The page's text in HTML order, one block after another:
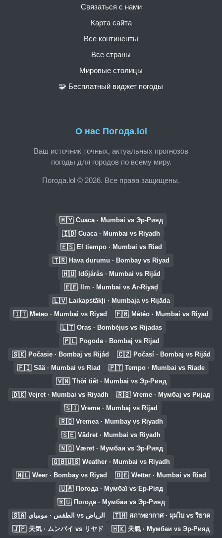
О нас Погода.lol
Ваш источник точных, актуальных прогнозов
погоды для городов по всему миру.
Погода.lol © 2026. Все права защищены.
Связаться с нами
Карта сайта
Все континенты
Все страны
Мировые столицы
🧩 Бесплатный виджет погоды
🇲🇾 Cuaca · Mumbai vs Эр-Рияд
🇮🇩 Cuaca · Mumbai vs Riyadh
🇪🇸 El tiempo · Mumbai vs Riad
🇹🇷 Hava durumu · Bombay vs Riyad
🇭🇺 Időjárás · Mumbai vs Rijád
🇪🇪 Ilm · Mumbai vs Ar-Riyāḑ
🇱🇻 Laikapstākļi · Mumbaja vs Rijāda
🇮🇹 Meteo · Mumbai vs Riyad 🇫🇷 Météo · Mumbai vs Riyad
🇱🇹 Oras · Bombėjus vs Rijadas
🇵🇱 Pogoda · Bombaj vs Rijad
🇸🇰 Počasie · Bombaj vs Rijád 🇨🇿 Počasí · Bombaj vs Rijád
🇫🇮 Sää · Mumbai vs Riad 🇵🇹 Tempo · Mumbai vs Riade
🇻🇳 Thời tiết · Mumbai vs Эр-Рияд
🇩🇰 Vejret · Mumbai vs Riyadh 🇷🇸 Vreme · Мумбај vs Ријад
🇸🇮 Vreme · Mumbaj vs Rijad
🇷🇴 Vremea · Mumbay vs Riyadh
🇸🇪 Vädret · Mumbai vs Riyadh
🇳🇴 Været · Мумбаи vs Эр-Рияд
🇬🇧🇺🇸 Weather · Mumbai vs Riyadh
🇳🇱 Weer · Bombay vs Riyad 🇩🇪 Wetter · Mumbai vs Riad
🇺🇦 Погода · Мумбаї vs Ер-Ріяд
🇷🇺 Погода · Мумбаи vs Эр-Рияд
🇸🇦 الطقس · مومباي vs الرياض 🇹🇭 สภาพอากาศ · มุมไบ vs ริยาด
🇯🇵 天気 · ムンバイ vs リヤド 🇭🇰 天氣 · Мумбаи vs Эр-Рияд